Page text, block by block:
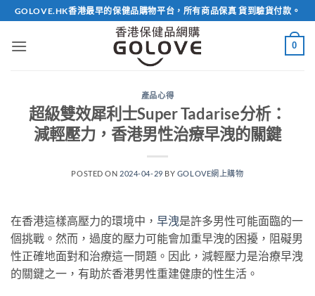
Skip
to
content
GOLOVE.HK香港最早的保健品購物平台，所有商品保真 貨到驗貨付款。
0
產品心得
超級雙效犀利士Super Tadarise分析：
減輕壓力，香港男性治療早洩的關鍵
POSTED ON 2024-04-29 BY GOLOVE網上購物
在香港這樣高壓力的環境中， 早洩是許多男性可能面臨的一
個挑戰。然而，過度的壓力可能會加重早洩的困擾，阻礙男
性正確地面對和治療這一問題。因此，減輕壓力是治療早洩
的關鍵之一，有助於香港男性重建健康的性生活。